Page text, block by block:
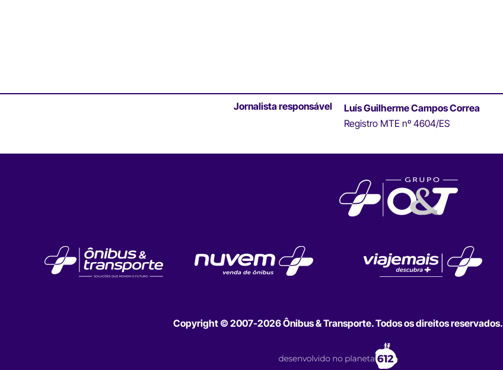
Jornalista responsável
Luís Guilherme Campos Correa
Registro MTE nº 4604/ES
Copyright © 2007-2026 Ônibus & Transporte. Todos os direitos reservados.